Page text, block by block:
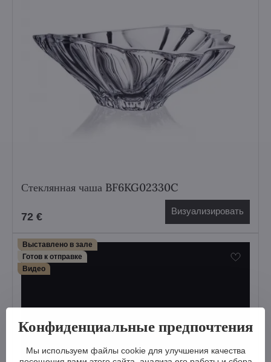
Стеклянная чаша BF6KG02330C
72 € Визуализировать
Выставлено в зале
Готов к отправке
Bидео
Конфиденциальные предпочтения
Мы используем файлы cookie для улучшения качества